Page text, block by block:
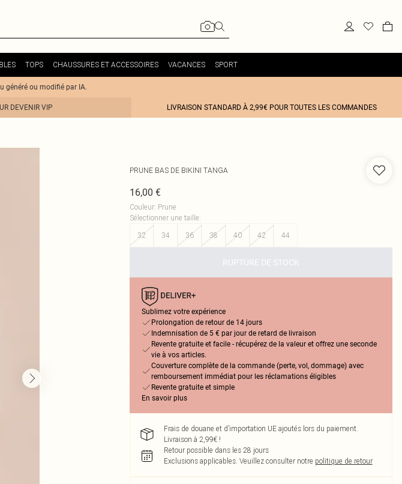
TOPS CHAUSSURES ET ACCESSOIRES VACANCES SPORT
généré ou modifié par IA.
DEVENIR VIP LIVRAISON STANDARD À 2,99€ POUR TOUTES LES COMMANDES
PRUNE BAS DE BIKINI TANGA
16,00 €
Couleur: Prune
Sélectionner une taille:
32
34 36 38 40 42 44
RUPTURE DE STOCK
Sublimez votre expérience
Prolongation de retour de 14 jours
Indemnisation de 5 € par jour de retard de livraison
Revente gratuite et facile - récupérez de la valeur et offrez une seconde
vie à vos articles.
Couverture complète de la commande (perte, vol, dommage) avec
remboursement immédiat pour les réclamations éligibles
Revente gratuite et simple
En savoir plus
Frais de douane et d’importation UE ajoutés lors du paiement.
Livraison à 2,99€ !
Retour possible dans les 28 jours
Exclusions applicables. Veuillez consulter notre politique de retour